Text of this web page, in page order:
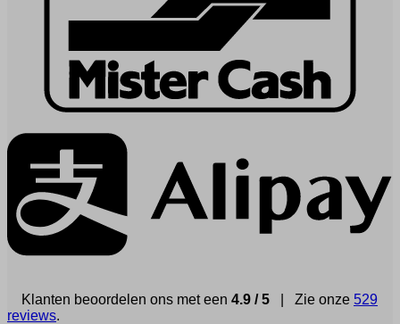
Klanten beoordelen ons met een 4.9 / 5 | Zie onze 529
reviews.